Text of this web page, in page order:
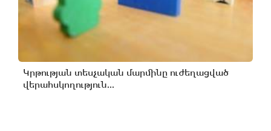
Կրթության տեսչական մարմինը ուժեղացված
վերահսկողություն...